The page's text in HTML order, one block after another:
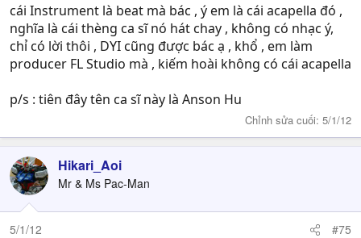
cái Instrument là beat mà bác , ý em là cái acapella đó ,
nghĩa là cái thèng ca sĩ nó hát chay , không có nhạc ý,
chỉ có lời thôi , DYI cũng được bác ạ , khổ , em làm
producer FL Studio mà , kiếm hoài không có cái acapella
p/s : tiên đây tên ca sĩ này là Anson Hu
Chỉnh sửa cuối: 5/1/12
Hikari_Aoi
Mr & Ms Pac-Man
5/1/12 #75